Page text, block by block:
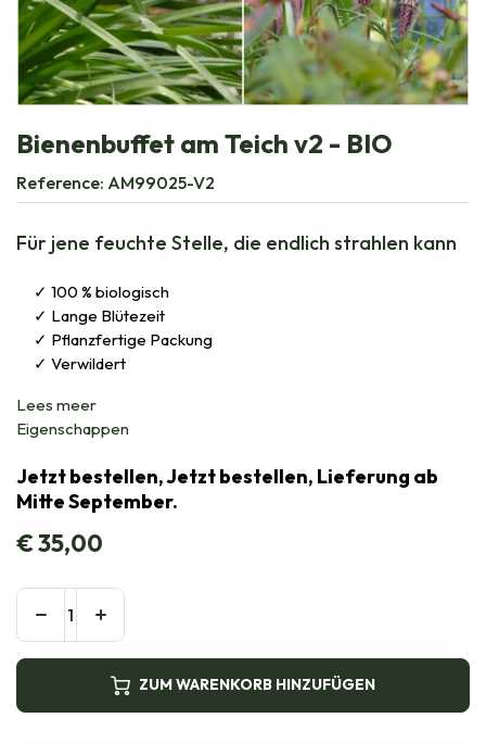
Bienenbuffet am Teich v2 - BIO
Reference: AM99025-V2
Für jene feuchte Stelle, die endlich strahlen kann
100 % biologisch
Lange Blütezeit
Pflanzfertige Packung
Verwildert
Lees meer
Eigenschappen
Jetzt bestellen, Jetzt bestellen, Lieferung ab
Mitte September.
€35,00
ZUM WARENKORB HINZUFÜGEN